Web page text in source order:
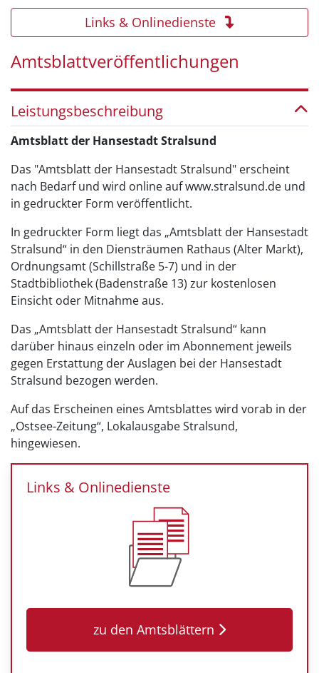
Links & Onlinedienste
Amtsblattveröffentlichungen
Leistungsbeschreibung
Amtsblatt der Hansestadt Stralsund
Das "Amtsblatt der Hansestadt Stralsund" erscheint
nach Bedarf und wird online auf www.stralsund.de und
in gedruckter Form veröffentlicht.
In gedruckter Form liegt das „Amtsblatt der Hansestadt
Stralsund“ in den Diensträumen Rathaus (Alter Markt),
Ordnungsamt (Schillstraße 5-7) und in der
Stadtbibliothek (Badenstraße 13) zur kostenlosen
Einsicht oder Mitnahme aus.
Das „Amtsblatt der Hansestadt Stralsund“ kann
darüber hinaus einzeln oder im Abonnement jeweils
gegen Erstattung der Auslagen bei der Hansestadt
Stralsund bezogen werden.
Auf das Erscheinen eines Amtsblattes wird vorab in der
„Ostsee-Zeitung“, Lokalausgabe Stralsund,
hingewiesen.
Links & Onlinedienste
zu den Amtsblättern